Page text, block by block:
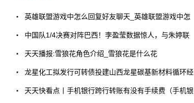
英雄联盟游戏中怎么回复好友聊天_英雄联盟游戏中怎
中国队1/4决赛对阵巴西！李盈莹数据惊人，与朱婷联
天天播报:雪狼花角色介绍_雪狼花是什么花
龙星化工拟发行可转债投建山西龙星碳基新材料循环经
天天快看点丨手机银行跨行转账有没有手续费（手机银